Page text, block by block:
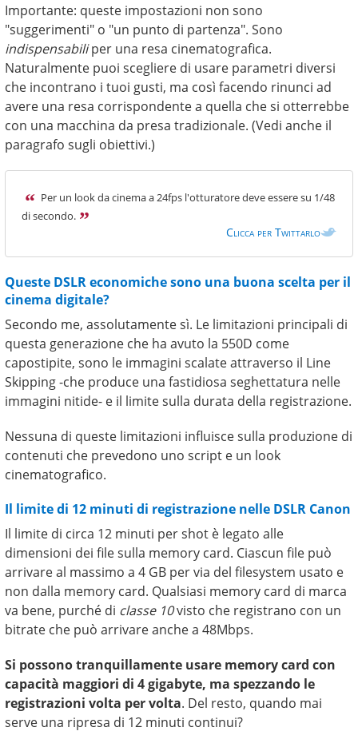
Importante: queste impostazioni non sono
"suggerimenti" o "un punto di partenza". Sono
indispensabiliper una resa cinematografica.
Naturalmente puoi scegliere di usare parametri diversi
che incontrano i tuoi gusti, ma così facendo rinunci ad
avere una resa corrispondente a quella che si otterrebbe
con una macchina da presa tradizionale. (Vedi anche il
paragrafo sugli obiettivi.)
Per un look da cinema a 24fps l'otturatore deve essere su 1/48
di secondo.
Clicca per Twittarlo
Queste DSLR economiche sono una buona scelta per il
cinema digitale?
Secondo me, assolutamente sì. Le limitazioni principali di
questa generazione che ha avuto la 550D come
capostipite, sono le immagini scalate attraverso il Line
Skipping -che produce una fastidiosa seghettatura nelle
immagini nitide- e il limite sulla durata della registrazione.
Nessuna di queste limitazioni influisce sulla produzione di
contenuti che prevedono uno script e un look
cinematografico.
Il limite di 12 minuti di registrazione nelle DSLR Canon
Il limite di circa 12 minuti per shot è legato alle
dimensioni dei file sulla memory card. Ciascun file può
arrivare al massimo a 4 GB per via del filesystem usato e
non dalla memory card. Qualsiasi memory card di marca
va bene, purché di classe 10visto che registrano con un
bitrate che può arrivare anche a 48Mbps.
Si possono tranquillamente usare memory card con
capacità maggiori di 4 gigabyte, ma spezzando le
registrazioni volta per volta. Del resto, quando mai
serve una ripresa di 12 minuti continui?